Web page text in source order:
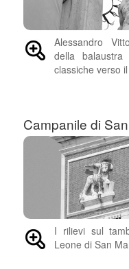
Alessandro
della
classiche verso
Campanile di
I rilievi sul
Leone di San